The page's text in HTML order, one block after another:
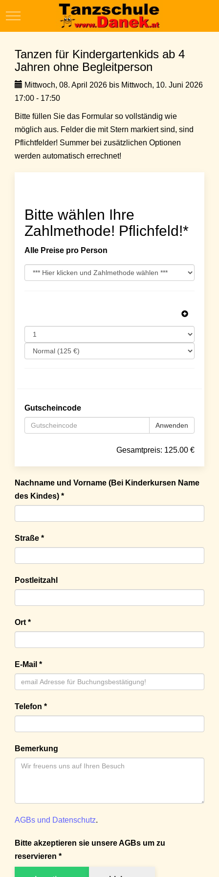
Mobile Menu Toggle
Tanzen für Kindergartenkids ab 4
Jahren ohne Begleitperson
Mittwoch, 08. April 2026 bis Mittwoch, 10. Juni 2026
17:00 - 17:50
Bitte füllen Sie das Formular so vollständig wie
möglich aus. Felder die mit Stern markiert sind, sind
Pflichtfelder! Summer bei zusätzlichen Optionen
werden automatisch errechnet!
Bitte wählen Ihre
Zahlmethode! Pflichfeld!*
Alle Preise pro Person
Gutscheincode
Anwenden
Gesamtpreis: 125.00 €
Nachname und Vorname (Bei Kinderkursen Name
des Kindes) *
Straße *
Postleitzahl
Ort *
E-Mail *
Telefon *
Bemerkung
AGBs und Datenschutz.
Bitte akzeptieren sie unsere AGBs um zu
reservieren *